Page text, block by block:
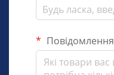
Повідомлення